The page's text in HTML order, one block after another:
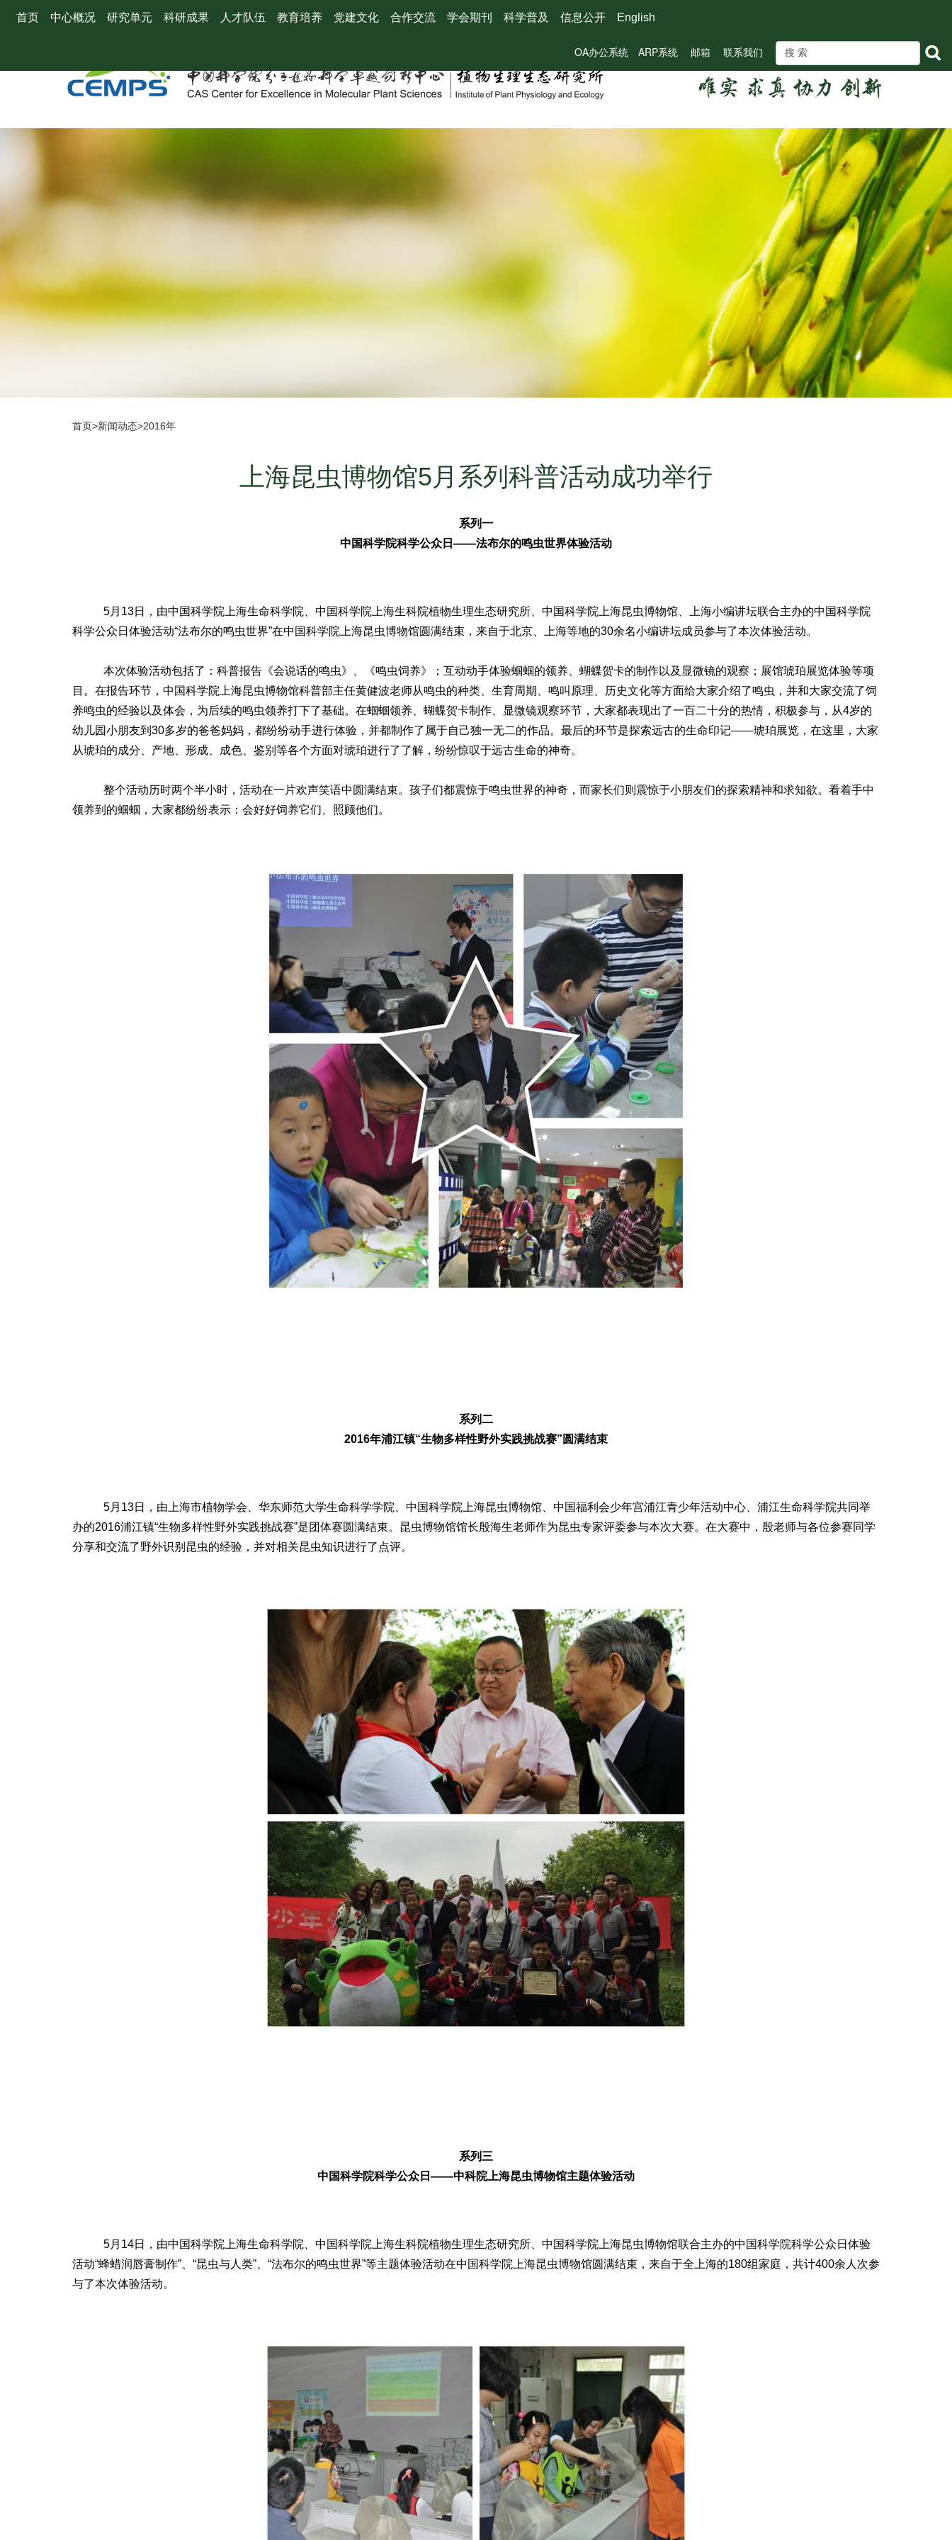
首页 中心概况 研究单元 科研成果 人才队伍 教育培养 党建文化 合作交流 学会期刊 科学普及 信息公开 English
OA办公系统 ARP系统 邮箱 联系我们
首页>新闻动态>2016年
上海昆虫博物馆5月系列科普活动成功举行
系列一
中国科学院科学公众日——法布尔的鸣虫世界体验活动
5月13日，由中国科学院上海生命科学院、中国科学院上海生科院植物生理生态研究所、中国科学院上海昆虫博物馆、上海小编讲坛联合主办的中国科学院
科学公众日体验活动“法布尔的鸣虫世界”在中国科学院上海昆虫博物馆圆满结束，来自于北京、上海等地的30余名小编讲坛成员参与了本次体验活动。
本次体验活动包括了：科普报告《会说话的鸣虫》、《鸣虫饲养》；互动动手体验蝈蝈的领养、蝴蝶贺卡的制作以及显微镜的观察；展馆琥珀展览体验等项
目。在报告环节，中国科学院上海昆虫博物馆科普部主任黄健波老师从鸣虫的种类、生育周期、鸣叫原理、历史文化等方面给大家介绍了鸣虫，并和大家交流了饲
养鸣虫的经验以及体会，为后续的鸣虫领养打下了基础。在蝈蝈领养、蝴蝶贺卡制作、显微镜观察环节，大家都表现出了一百二十分的热情，积极参与，从4岁的
幼儿园小朋友到30多岁的爸爸妈妈，都纷纷动手进行体验，并都制作了属于自己独一无二的作品。最后的环节是探索远古的生命印记——琥珀展览，在这里，大家
从琥珀的成分、产地、形成、成色、鉴别等各个方面对琥珀进行了了解，纷纷惊叹于远古生命的神奇。
整个活动历时两个半小时，活动在一片欢声笑语中圆满结束。孩子们都震惊于鸣虫世界的神奇，而家长们则震惊于小朋友们的探索精神和求知欲。看着手中
领养到的蝈蝈，大家都纷纷表示：会好好饲养它们、照顾他们。
系列二
2016年浦江镇“生物多样性野外实践挑战赛”圆满结束
5月13日，由上海市植物学会、华东师范大学生命科学学院、中国科学院上海昆虫博物馆、中国福利会少年宫浦江青少年活动中心、浦江生命科学院共同举
办的2016浦江镇“生物多样性野外实践挑战赛”是团体赛圆满结束。昆虫博物馆馆长殷海生老师作为昆虫专家评委参与本次大赛。在大赛中，殷老师与各位参赛同学
分享和交流了野外识别昆虫的经验，并对相关昆虫知识进行了点评。
系列三
中国科学院科学公众日——中科院上海昆虫博物馆主题体验活动
5月14日，由中国科学院上海生命科学院、中国科学院上海生科院植物生理生态研究所、中国科学院上海昆虫博物馆联合主办的中国科学院科学公众日体验
活动“蜂蜡润唇膏制作”、“昆虫与人类”、“法布尔的鸣虫世界”等主题体验活动在中国科学院上海昆虫博物馆圆满结束，来自于全上海的180组家庭，共计400余人次参
与了本次体验活动。